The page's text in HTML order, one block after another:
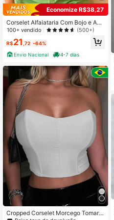
Economize R$38,27
Corselet Alfaiataria Com Bojo e Am
arração Atrás 2025
100+ vendido (500+)
R$21 ,72 -64%
Envio Nacional
4-7 dias
Cropped Corselet Morcego Tomara